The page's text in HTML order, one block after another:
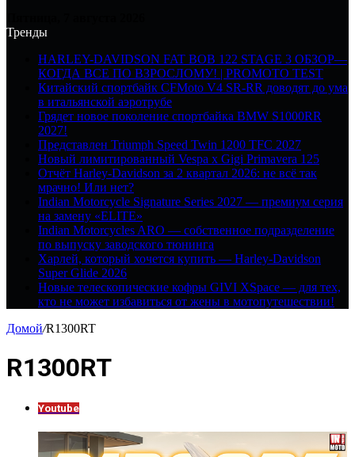
Тренды
HARLEY-DAVIDSON FAT BOB 122 STAGE 3 ОБЗОР—
КОГДА ВСЕ ПО ВЗРОСЛОМУ! | PROMOTO TEST
Китайский спортбайк CFMoto V4 SR-RR доводят до ума
в итальянской аэротрубе
Грядет новое поколение спортбайка BMW S1000RR
2027!
Представлен Triumph Speed Twin 1200 TFC 2027
Новый лимитированный Vespa x Gigi Primavera 125
Отчёт Harley-Davidson за 2 квартал 2026: не всё так
мрачно! Или нет?
Indian Motorcycle Signature Series 2027 — премиум серия
на замену «ELITE»
Indian Motorcycles ARO — собственное подразделение
по выпуску заводского тюнинга
Харлей, который хочется купить — Harley-Davidson
Super Glide 2026
Новые телескопические кофры GIVI XSpace — для тех,
кто не может избавиться от жены в мотопутешествии!
Домой/R1300RT
R1300RT
Youtube